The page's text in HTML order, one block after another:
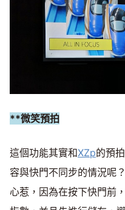
**微笑預拍
這個功能其實和XZp的預
容與快門不同步的情況呢
心惹，因為在按下快門前